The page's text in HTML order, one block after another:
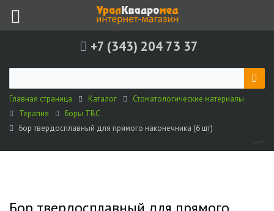
+7 (343) 204 73 37
Главная страница Каталог
Стоматологические материалы
Терапия
Боры ТВС
Бор твердосплавный для прямого наконечника (6 шт)